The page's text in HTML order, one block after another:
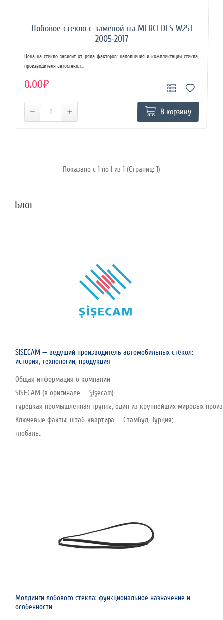
Лобовое стекло с заменой на MERCEDES W251
2005-2017
Цена на стекло зависит от ряда факторов: наполнения и комплектации стекла,
производителя автостекол...
0.00₽
В корзину
Показано с 1 по 1 из 1 (Страниц: 1)
Блог
SISECAM — ведущий производитель автомобильных стёкол:
история, технологии, продукция
Общая информация о компании
SISECAM (в оригинале — Şişecam) —
турецкая промышленная группа, один из крупнейших мировых
Ключевые факты: штаб‑квартира — Стамбул, Турция;
глобаль..
Молдинги лобового стекла: функциональное назначение и
особенности